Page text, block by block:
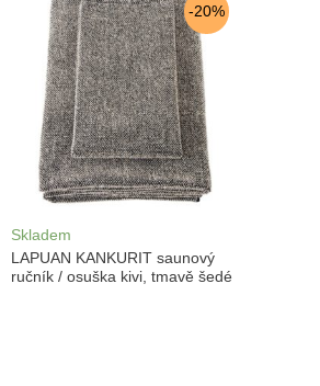
-20%
Skladem
LAPUAN KANKURIT saunový
ručník / osuška kivi, tmavě šedé